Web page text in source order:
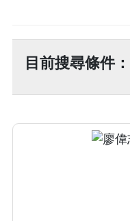
目前搜尋條件：